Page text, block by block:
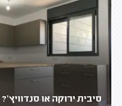
סיבית ירוקה או סנדוויץ'?